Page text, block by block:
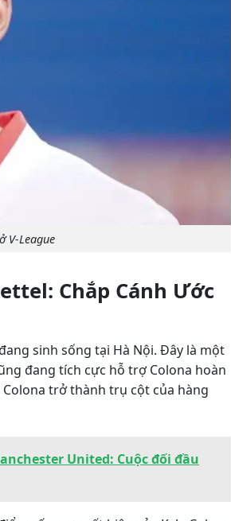
V-League
Chắp Cánh Ước
sinh sống tại Hà Nội. Đây là một
đang tích cực hỗ trợ Colona hoàn
trở thành trụ cột của hàng
United: Cuộc đối đầu